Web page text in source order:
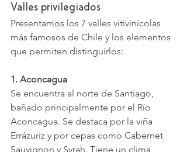
Valles privilegiados
Presentamos los 7 valles vitivinícolas
más famosos de Chile y los elementos
que permiten distinguirlos:
1. Aconcagua
Se encuentra al norte de Santiago,
bañado principalmente por el Río
Aconcagua. Se destaca por la viña
Errázuriz y por cepas como Cabernet
Sauvignon y Syrah. Tiene un clima